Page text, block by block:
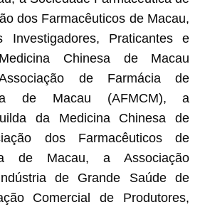
dos Farmacêuticos de Macau,
Investigadores, Praticantes e
Chinesa de Macau
de Farmácia de
de Macau (AFMCM), a
da Medicina Chinesa de
dos Farmacêuticos de
de Macau, a Associação
de Grande Saúde de
Comercial de Produtores,